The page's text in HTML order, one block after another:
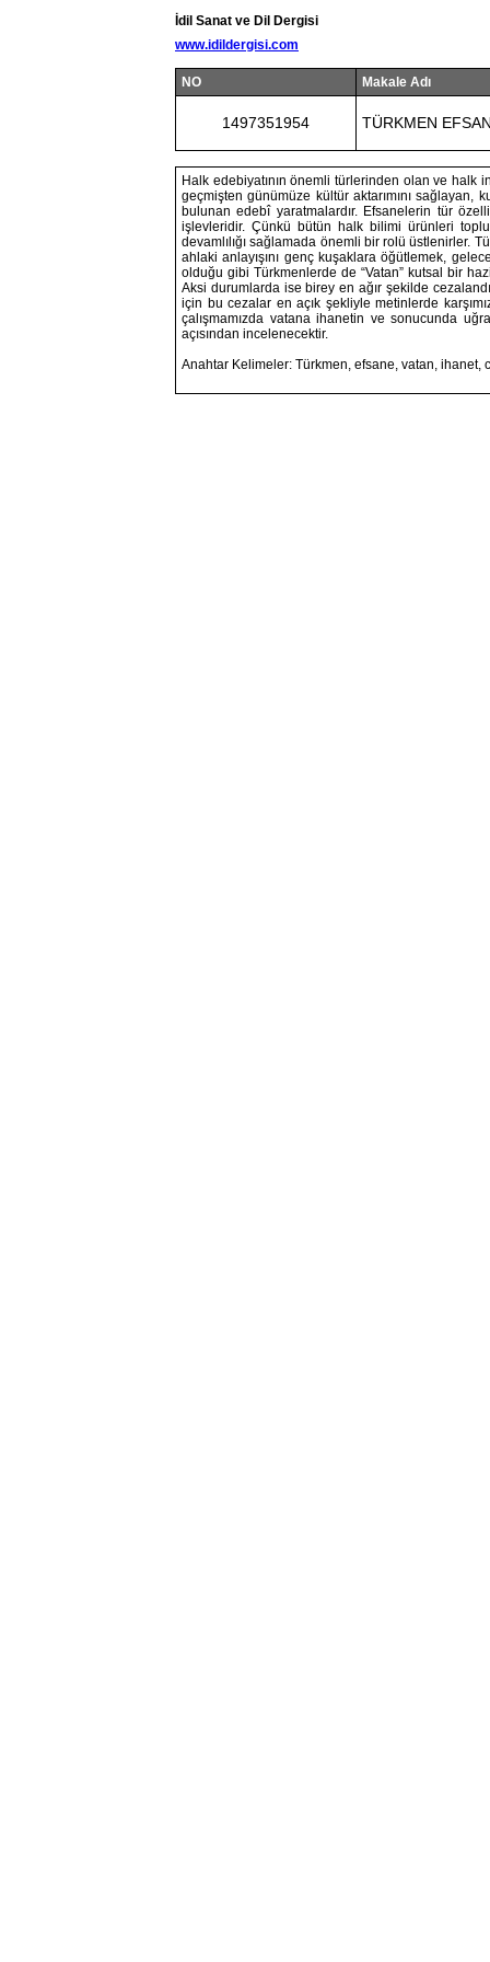
İdil Sanat ve Dil Dergisi
www.idildergisi.com
NO Makale Adı
1497351954 TÜRKMEN
Halk edebiyatının önemli türlerinden olan ve halk
geçmişten günümüze kültür aktarımını sağlayan,
bulunan edebî yaratmalardır. Efsanelerin tür
işlevleridir. Çünkü bütün halk bilimi ürünleri
devamlılığı sağlamada önemli bir rolü üstlenirler.
ahlaki anlayışını genç kuşaklara öğütlemek,
olduğu gibi Türkmenlerde de “Vatan” kutsal bir
Aksi durumlarda ise birey en ağır şekilde
için bu cezalar en açık şekliyle metinlerde
çalışmamızda vatana ihanetin ve sonucunda
açısından incelenecektir.
Anahtar Kelimeler: Türkmen, efsane, vatan, ihanet,